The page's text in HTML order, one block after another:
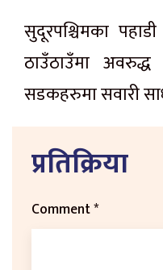
सुदूरपश्चिमका
ठाउँठाउँमा
सडकहरुमा सवारी
प्रतिक्रिया
Comment*